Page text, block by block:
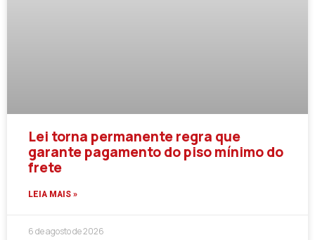
Lei torna permanente regra que
garante pagamento do piso mínimo do
frete
LEIA MAIS »
6 de agosto de 2026